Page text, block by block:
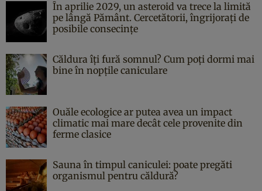
În aprilie 2029, un asteroid va trece la limită
pe lângă Pământ. Cercetătorii, îngrijorați de
posibile consecințe
Căldura îți fură somnul? Cum poți dormi mai
bine în nopțile caniculare
Ouăle ecologice ar putea avea un impact
climatic mai mare decât cele provenite din
ferme clasice
Sauna în timpul caniculei: poate pregăti
organismul pentru căldură?